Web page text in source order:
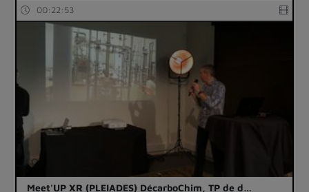
00:22:53
Meet'UP XR (PLEIADES) DécarboChim, TP de d…